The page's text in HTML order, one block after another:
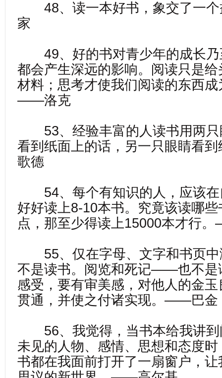
48、读一本好书，象交了一
家
49、好的书对青少年的成长乃
都会产生深远的影响。阅读只是
材料；思考才使我们阅读的东西
——洛克
53、经验丰富的人读书用两只
看到纸面上的话，另一只眼睛看
歌德
54、每个有知识的人，应该在
好好读上8-10本书。究竟该读哪
点，那至少得读上15000本才行
55、仅在字母、文字和书页
不是读书。阅览和死记——也不是
感受，要有审美感，对他人的金
贯通，并使之付诸实现。——巴金
56、我觉得，当书本给我讲到
未见的人物、感情、思想和态度
书都在我面前打开了一扇窗户，